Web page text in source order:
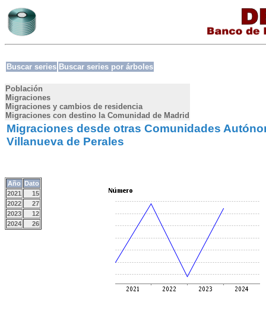
Buscar series Buscar series por árboles
Población
Migraciones
Migraciones y cambios de residencia
Migraciones con destino la Comunidad de Madrid
Migraciones desde otras Comunidades
Villanueva de Perales
Año Dato
2021
15
2022
27
2023
12
2024
26